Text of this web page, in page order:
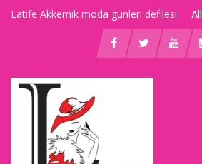
Latife Akkemik moda günleri defilesi